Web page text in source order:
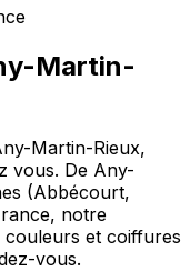
Martin-
Martin-Rieux,
vous. De Any-
(Abbécourt,
notre
couleurs et coiffures
vous.